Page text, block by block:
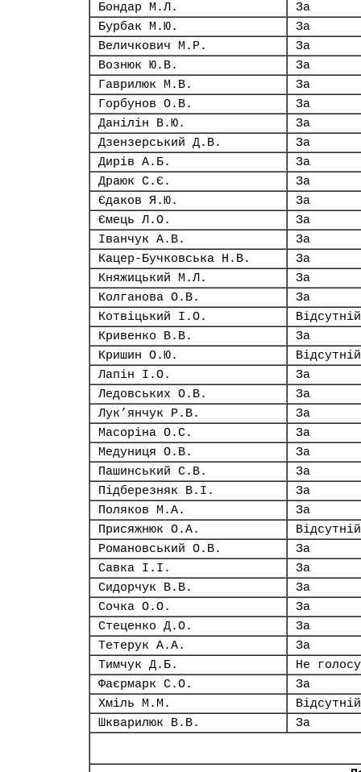
Бондар М.Л.
За
Бурбак М.Ю.
За
Величкович М.Р.
За
Вознюк Ю.В.
За
Гаврилюк М.В.
За
Горбунов О.В.
За
Данілін В.Ю.
За
Дзензерський Д.В.
За
Дирів А.Б.
За
Драюк С.Є.
За
Єдаков Я.Ю.
За
Ємець Л.О.
За
Іванчук А.В.
За
Кацер-Бучковська Н.В.
За
Княжицький М.Л.
За
Колганова О.В.
За
Котвіцький І.О.
Відсутній
Кривенко В.В.
За
Кришин О.Ю.
Відсутній
Лапін І.О.
За
Ледовських О.В.
За
Лук’янчук Р.В.
За
Масоріна О.С.
За
Медуниця О.В.
За
Пашинський С.В.
За
Підберезняк В.І.
За
Поляков М.А.
За
Присяжнюк О.А.
Відсутній
Романовський О.В.
За
Савка І.І.
За
Сидорчук В.В.
За
Сочка О.О.
За
Стеценко Д.О.
За
Тетерук А.А.
За
Тимчук Д.Б.
Не
Фаєрмарк С.О.
За
Хміль М.М.
Відсутній
Шкварилюк В.В.
За